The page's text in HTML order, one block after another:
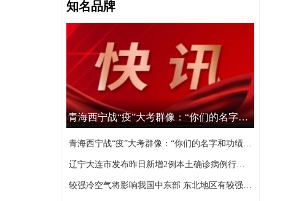
知名品牌
青海西宁战“疫”大考群像：“你们的名字和功绩，西宁不会忘记”
青海西宁战“疫”大考群像：“你们的名字和功绩，西宁不会忘记”
辽宁大连市发布昨日新增2例本土确诊病例行程轨迹
较强冷空气将影响我国中东部 东北地区有较强降雪